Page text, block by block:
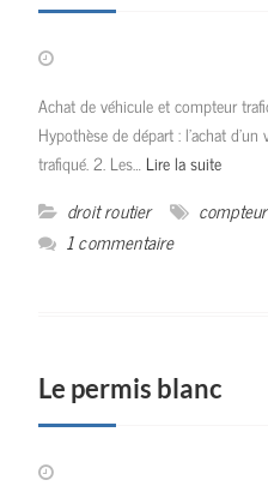
Achat de véhicule et compteur
Hypothèse de départ : l’achat
trafiqué. 2. Les… Lire la suite
droit routier
1 commentaire
Le permis blanc